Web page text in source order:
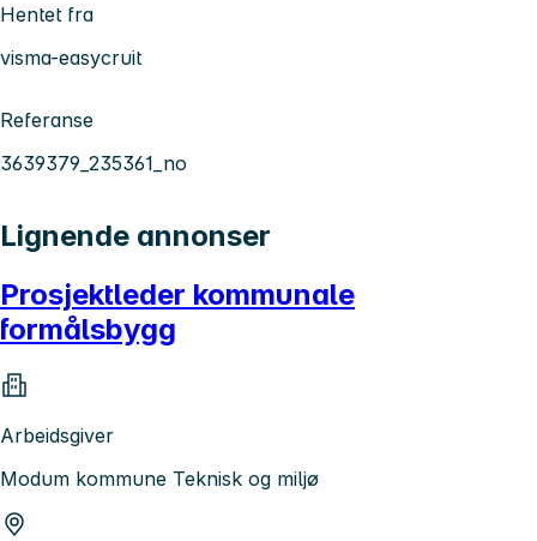
Hentet fra
visma-easycruit
Referanse
3639379_235361_no
Lignende annonser
Prosjektleder kommunale
formålsbygg
Arbeidsgiver
Modum kommune Teknisk og miljø